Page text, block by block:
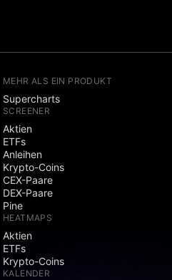
MEHR ALS EIN PRODUKT
Supercharts
SCREENER
Aktien
ETFs
Anleihen
Krypto-Coins
CEX-Paare
DEX-Paare
Pine
HEATMAPS
Aktien
ETFs
Krypto-Coins
KALENDER